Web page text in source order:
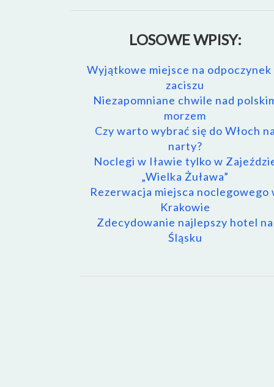
LOSOWE WPISY:
Wyjątkowe miejsce na odpoczynek
zaciszu
Niezapomniane chwile nad
morzem
Czy warto wybrać się do Włoch
narty?
Noclegi w Iławie tylko w
„Wielka Żuława”
Rezerwacja miejsca noclegowego
Krakowie
Zdecydowanie najlepszy hotel na
Śląsku